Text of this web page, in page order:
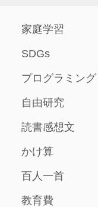
家庭学習
SDGs
プログラミング
自由研究
読書感想文
かけ算
百人一首
教育費